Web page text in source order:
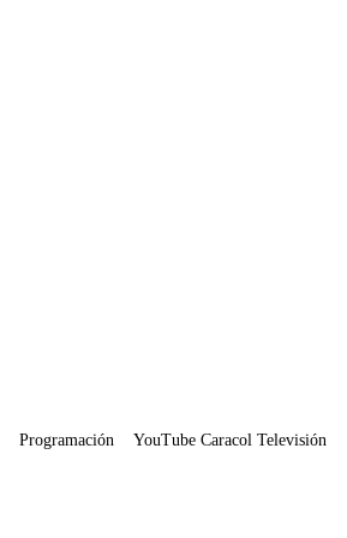
Programación YouTube Caracol Televisión